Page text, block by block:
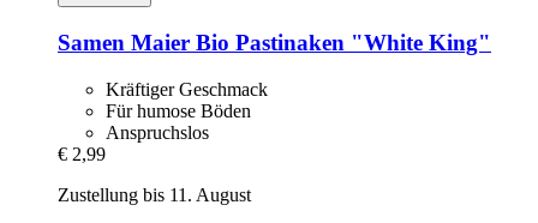
Samen Maier Bio Pastinaken "White King"
Kräftiger Geschmack
Für humose Böden
Anspruchslos
€ 2,99
Zustellung bis 11. August